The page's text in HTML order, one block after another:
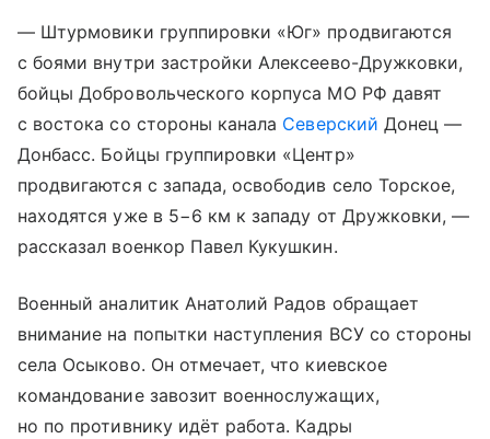
— Штурмовики группировки «Юг» продвигаются
с боями внутри застройки Алексеево-Дружковки,
бойцы Добровольческого корпуса МО РФ давят
с востока со стороны канала Северский Донец —
Донбасс. Бойцы группировки «Центр»
продвигаются с запада, освободив село Торское,
находятся уже в 5−6 км к западу от Дружковки, —
рассказал военкор Павел Кукушкин.
Военный аналитик Анатолий Радов обращает
внимание на попытки наступления ВСУ со стороны
села Осыково. Он отмечает, что киевское
командование завозит военнослужащих,
но по противнику идёт работа. Кадры